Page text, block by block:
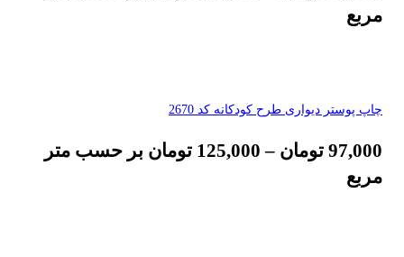
مربع
چاپ پوستر دیواری طرح کودکانه کد 2670
97,000 تومان –
125,000 تومان بر حسب متر
مربع